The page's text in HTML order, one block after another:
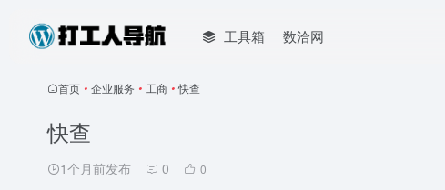
工具箱 数洽网
首页 • 企业服务 • 工商 • 快查
快查
1个月前发布 0 0